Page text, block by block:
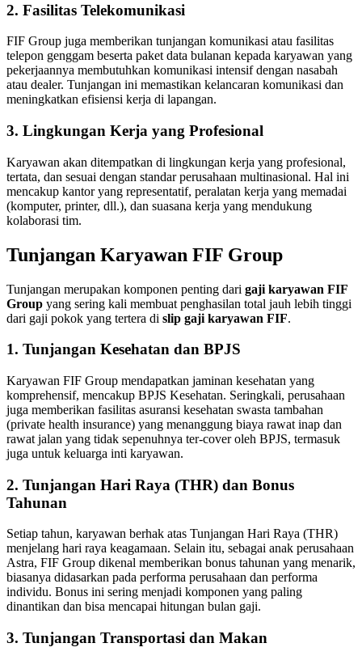
2. Fasilitas Telekomunikasi
FIF Group juga memberikan tunjangan komunikasi atau fasilitas
telepon genggam beserta paket data bulanan kepada karyawan yang
pekerjaannya membutuhkan komunikasi intensif dengan nasabah
atau dealer. Tunjangan ini memastikan kelancaran komunikasi dan
meningkatkan efisiensi kerja di lapangan.
3. Lingkungan Kerja yang Profesional
Karyawan akan ditempatkan di lingkungan kerja yang profesional,
tertata, dan sesuai dengan standar perusahaan multinasional. Hal ini
mencakup kantor yang representatif, peralatan kerja yang memadai
(komputer, printer, dll.), dan suasana kerja yang mendukung
kolaborasi tim.
Tunjangan Karyawan FIF Group
Tunjangan merupakan komponen penting dari gaji karyawan FIF
Group yang sering kali membuat penghasilan total jauh lebih tinggi
dari gaji pokok yang tertera di slip gaji karyawan FIF.
1. Tunjangan Kesehatan dan BPJS
Karyawan FIF Group mendapatkan jaminan kesehatan yang
komprehensif, mencakup BPJS Kesehatan. Seringkali, perusahaan
juga memberikan fasilitas asuransi kesehatan swasta tambahan
(private health insurance) yang menanggung biaya rawat inap dan
rawat jalan yang tidak sepenuhnya ter-cover oleh BPJS, termasuk
juga untuk keluarga inti karyawan.
2. Tunjangan Hari Raya (THR) dan Bonus
Tahunan
Setiap tahun, karyawan berhak atas Tunjangan Hari Raya (THR)
menjelang hari raya keagamaan. Selain itu, sebagai anak perusahaan
Astra, FIF Group dikenal memberikan bonus tahunan yang menarik,
biasanya didasarkan pada performa perusahaan dan performa
individu. Bonus ini sering menjadi komponen yang paling
dinantikan dan bisa mencapai hitungan bulan gaji.
3. Tunjangan Transportasi dan Makan